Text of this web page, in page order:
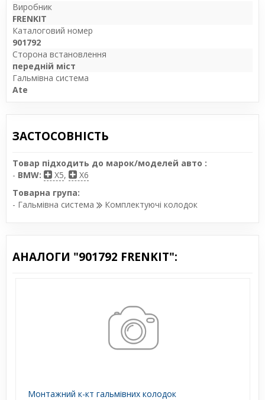
Виробник
FRENKIT
Каталоговий номер
901792
Сторона встановлення
передній міст
Гальмівна система
Ate
ЗАСТОСОВНІСТЬ
Товар підходить до марок/моделей авто :
- BMW: X5,
X6
Товарна група:
- Гальмівна система
Комплектуючі колодок
АНАЛОГИ "901792 FRENKIT":
Монтажний к-кт гальмівних колодок